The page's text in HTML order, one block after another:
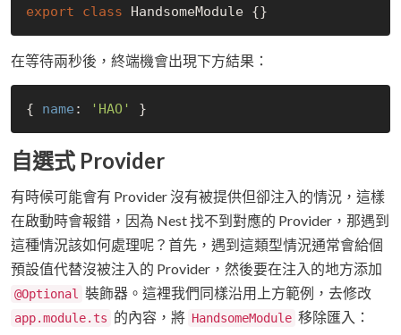
export
class
在等待兩秒後，終端機會出現下方結果：
{ name : 'HAO'
自選式 Provider
有時候可能會有 Provider 沒有被提供但卻注入的情況，這樣
在啟動時會報錯，因為 Nest 找不到對應的 Provider，那遇到
這種情況該如何處理呢？首先，遇到這類型情況通常會給個
預設值代替沒被注入的 Provider，然後要在注入的地方添加
@Optional 裝飾器。這裡我們同樣沿用上方範例，去修改
app.module.ts 的內容，將 HandsomeModule 移除匯入：